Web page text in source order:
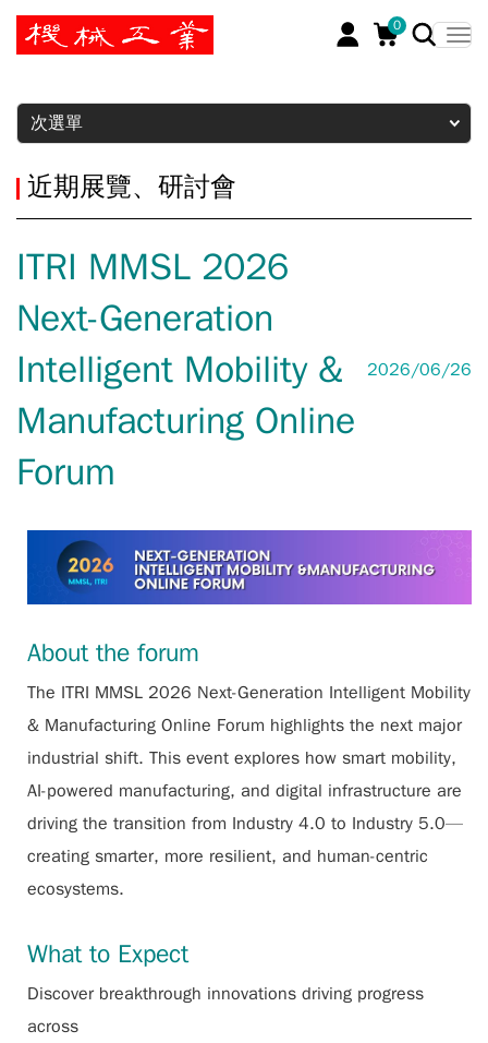
0
暫停
次選單
近期展覽、研討會
ITRI MMSL 2026
Next-Generation
Intelligent Mobility &
Manufacturing Online
Forum
2026/06/26
About the forum
The ITRI MMSL 2026 Next-Generation Intelligent Mobility
& Manufacturing Online Forum highlights the next major
industrial shift. This event explores how smart mobility,
AI-powered manufacturing, and digital infrastructure are
driving the transition from Industry 4.0 to Industry 5.0—
creating smarter, more resilient, and human-centric
ecosystems.
What to Expect
Discover breakthrough innovations driving progress
across